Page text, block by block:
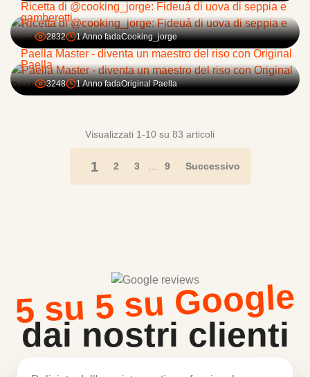
Ricetta di @cooking_jorge: Fideuá di uova di seppia e
gamberetti
2832 1 Anno fadaCooking_jorge
Paella Master - diventa un maestro del riso con Original
Paella
3248 1 Anno fadaOriginal Paella
Visualizzati 1-10 su 83 articoli
1 2 3 9 Successivo
5 su 5 su Google
dai nostri clienti